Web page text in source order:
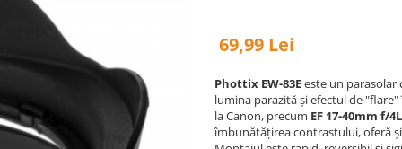
69,99 Lei
Phottix EW-83Eeste un parasolar
lumina parazită și efectul de
la Canon, precum EF 17-40mm f/
îmbunătățirea contrastului, oferă